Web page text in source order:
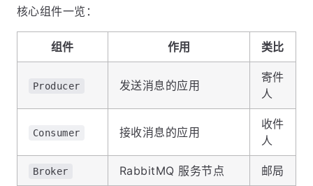
核心组件一览：
组件 作用 类比
Producer 发送消息的应用
寄件
人
Consumer 接收消息的应用
收件
人
Broker RabbitMQ 服务节点 邮局